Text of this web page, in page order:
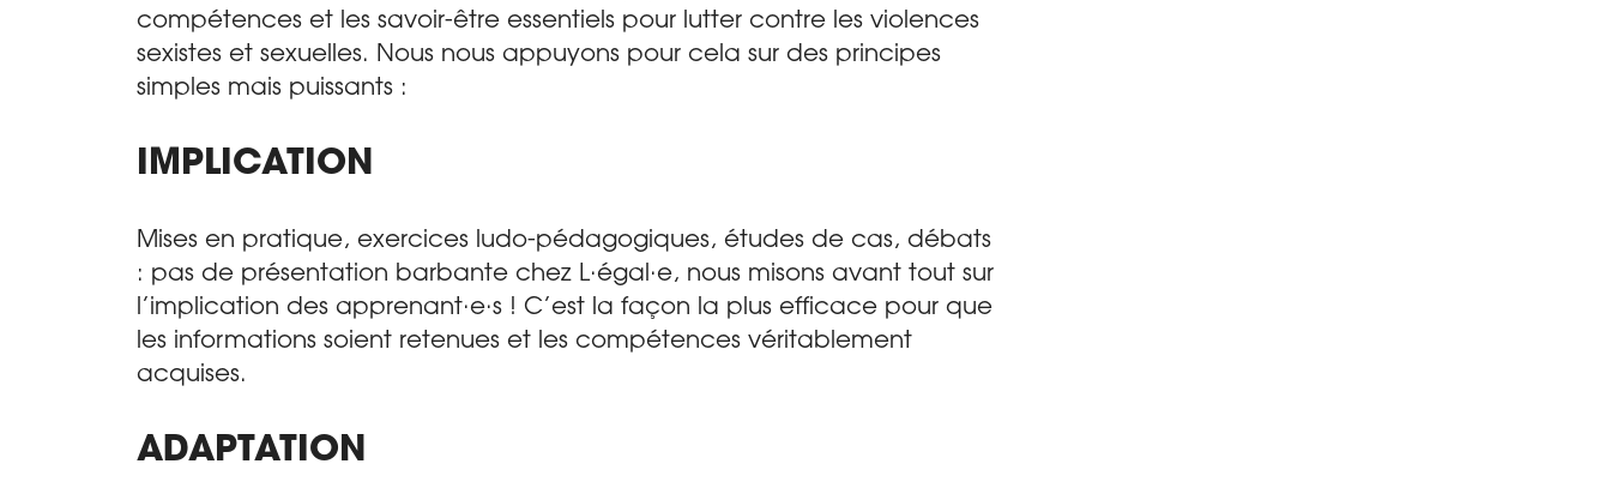
compétences et les savoir-être essentiels pour lutter contre les violences
sexistes et sexuelles. Nous nous appuyons pour cela sur des principes
simples mais puissants :
IMPLICATION
Mises en pratique, exercices ludo-pédagogiques, études de cas, débats
: pas de présentation barbante chez L·égal·e, nous misons avant tout sur
l’implication des apprenant·e·s ! C’est la façon la plus efficace pour que
les informations soient retenues et les compétences véritablement
acquises.
ADAPTATION